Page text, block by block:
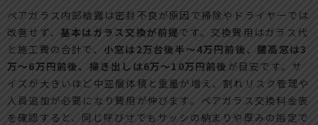
ペアガラス内部結露は密封不良が原因で掃除やドライヤーでは
改善せず、基本はガラス交換が前提 です。交換費用はガラス代
と施工費の合計で、 小窓は2万台後半～4万円前後、腰高窓は3
万～6万円前後、掃き出しは6万～10万円前後 が目安です。サ
イズが大きいほど中空層体積と重量が増え、割れリスク管理や
人員追加が必要になり費用が伸びます。ペアガラス交換料金表
を確認すると、同じ呼び寸でもサッシの納まりや厚みの指定で